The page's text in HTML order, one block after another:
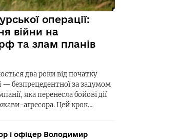
операції:
війни на
та злам планів
два роки від початку
— безпрецедентної за задумом
яка перенесла бойові дії
агресора. Цей крок…
і офіцер Володимир